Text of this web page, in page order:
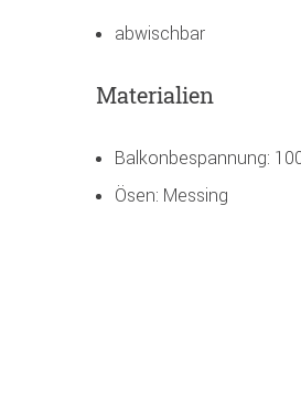
abwischbar
Materialien
Balkonbespannung:
Ösen: Messing